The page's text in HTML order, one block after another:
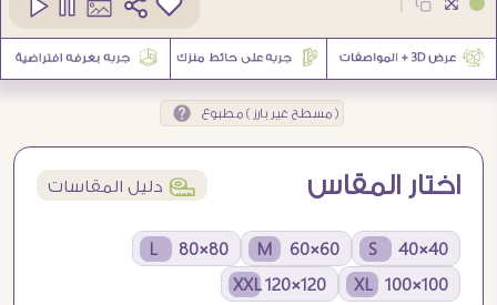
( مسطح غير بارز ) مطبوع
اختار المقاس í دليل المقاسات
40×40 S
60×60 M
80×80 L
100×100 XL
120×120 XXL